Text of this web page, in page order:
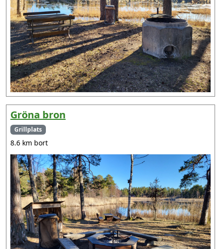
Gröna bron
Grillplats
8.6 km bort